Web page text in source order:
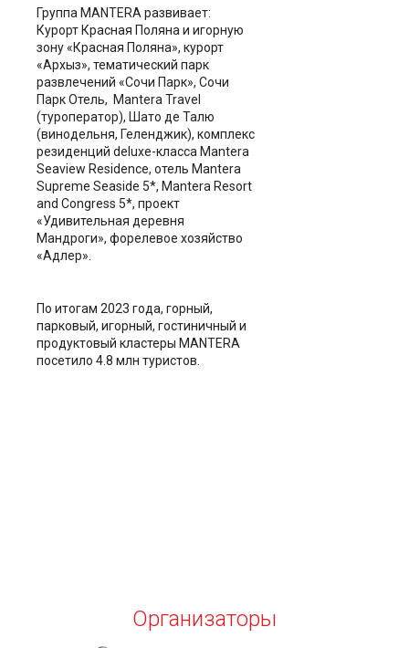
Группа MANTERA развивает:
Курорт Красная Поляна и игорную
зону «Красная Поляна», курорт
«Архыз», тематический парк
развлечений «Сочи Парк», Сочи
Парк Отель, Mantera Travel
(туроператор), Шато де Талю
(винодельня, Геленджик), комплекс
резиденций deluxe-класса Mantera
Seaview Residence, отель Mantera
Supreme Seaside 5*, Mantera Resort
and Congress 5*, проект
«Удивительная деревня
Мандроги», форелевое хозяйство
«Адлер».
По итогам 2023 года, горный,
парковый, игорный, гостиничный и
продуктовый кластеры MANTERA
посетило 4.8 млн туристов.
Организаторы